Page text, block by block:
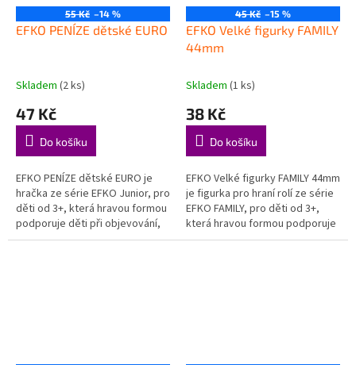
55 Kč –14 %
EFKO PENÍZE dětské EURO
Skladem (2 ks)
47 Kč
Do košíku
EFKO PENÍZE dětské EURO je
hračka ze série EFKO Junior, pro
děti od 3+, která hravou formou
podporuje děti při objevování,
hraní a rozvoji důležitých
45 Kč –15 %
EFKO Velké figurky FAMILY
44mm
Skladem (1 ks)
38 Kč
Do košíku
EFKO Velké figurky FAMILY 44mm
je figurka pro hraní rolí ze série
EFKO FAMILY, pro děti od 3+,
která hravou formou podporuje
děti při objevování, hraní a